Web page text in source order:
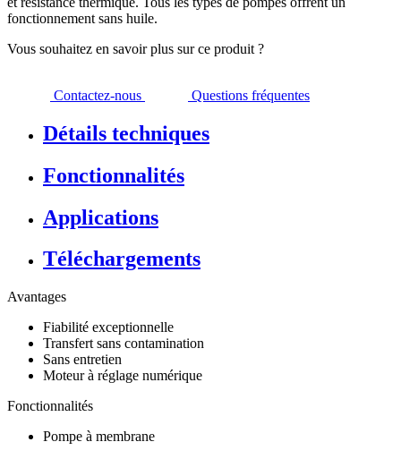
fonctionnement sans huile.
Vous souhaitez en savoir plus sur ce produit ?
Contactez-nous Questions fréquentes
Détails techniques
Fonctionnalités
Applications
Téléchargements
Avantages
Fiabilité exceptionnelle
Transfert sans contamination
Sans entretien
Moteur à réglage numérique
Fonctionnalités
Pompe à membrane